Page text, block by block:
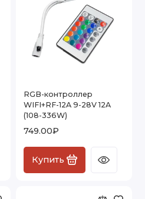
RGB-контроллер
WIFI+RF-12A 9-28V 12A
(108-336W)
749.00₽
Купить